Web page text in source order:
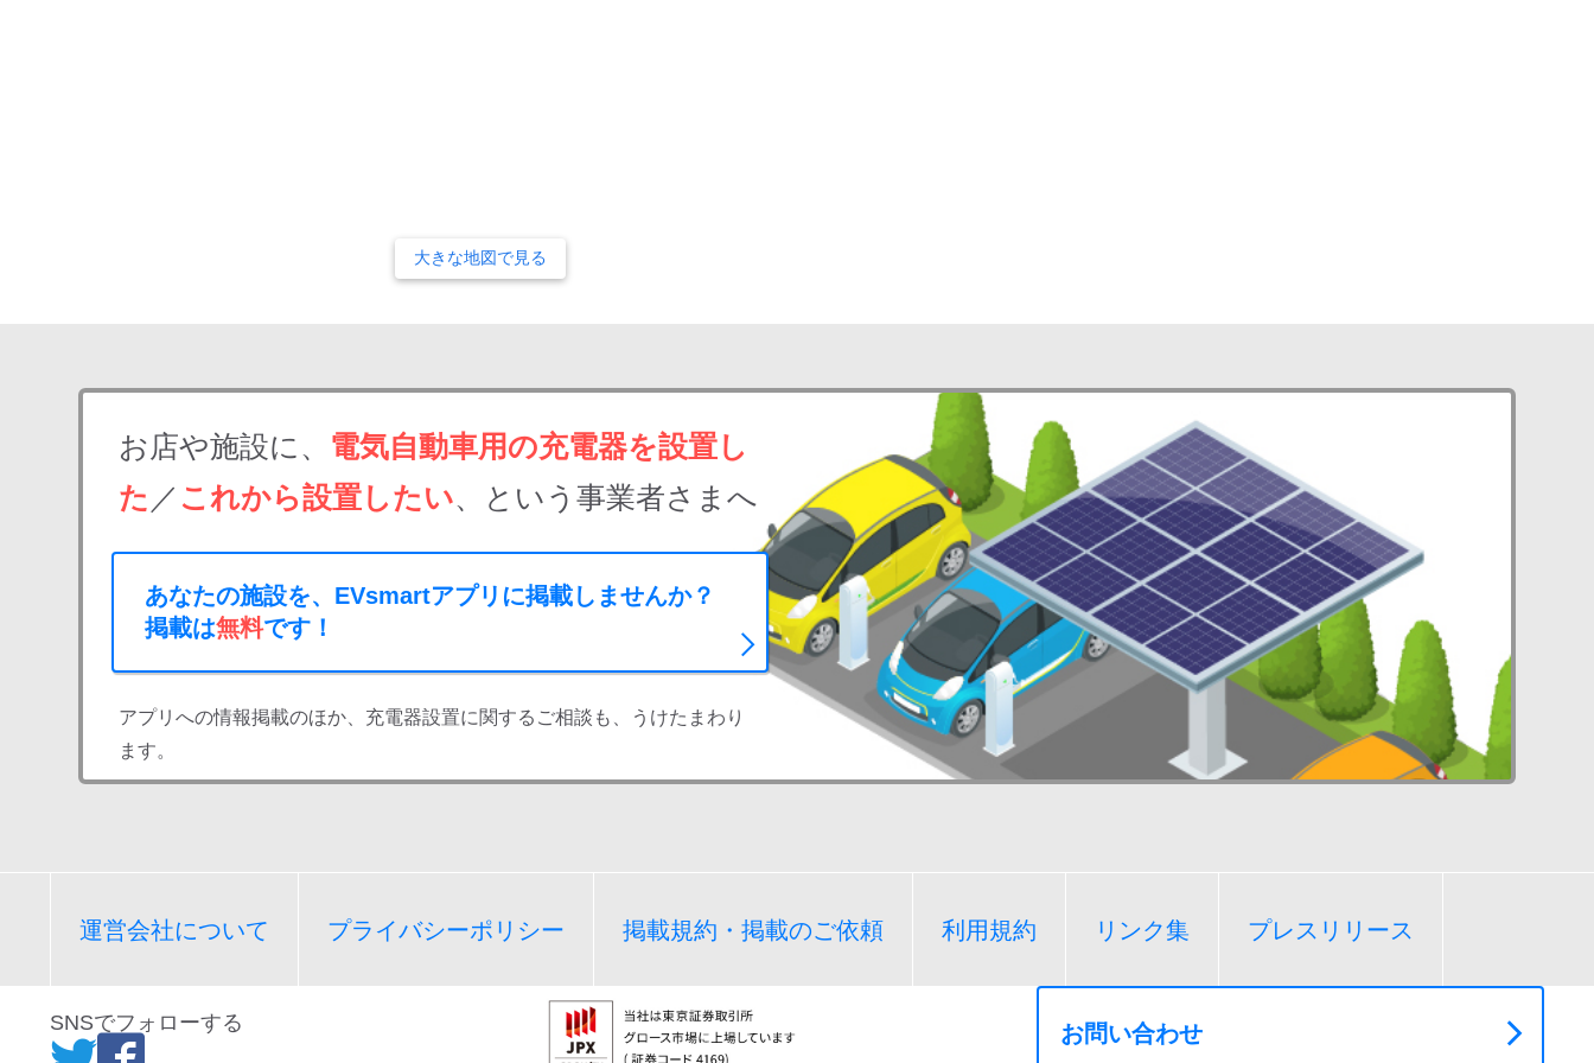
大きな地図で見る
お店や施設に、 電気自動車用の充電器を設置し
た ／ これから設置したい、という事業者さまへ
あなたの施設を、EVsmartアプリに掲載しませんか？
掲載は無料です！
アプリへの情報掲載のほか、充電器設置に関するご相談も、うけたまわり
ます。
運営会社について プライバシーポリシー 掲載規約・掲載のご依頼 利用規約 リンク集 プレスリリース
SNSでフォローする お問い合わせ